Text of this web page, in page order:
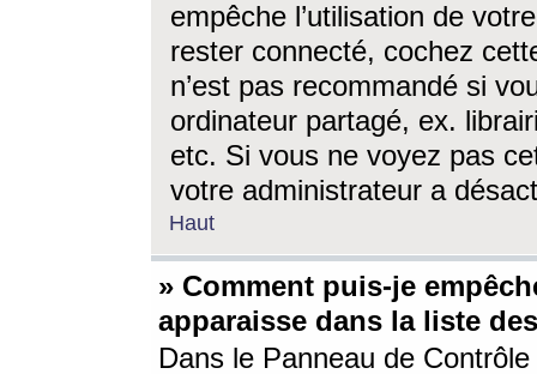
empêche l’utilisation de
rester connecté, cochez
n’est pas recommandé si
ordinateur partagé, ex.
etc. Si vous ne voyez pas
votre administrateur a
Haut
» Comment puis-je
apparaisse dans la liste
Dans le Panneau de